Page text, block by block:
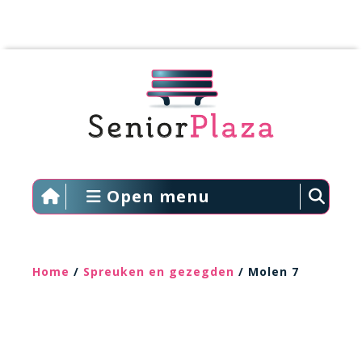
Open menu
Home / Spreuken en gezegden / Molen 7